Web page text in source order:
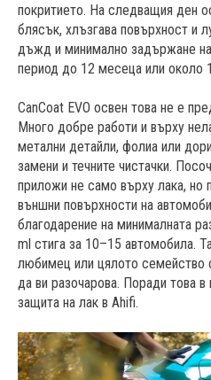
покритието. На следващия ден
блясък, хлъзгава повърхност и
дъжд и минимално задържане
период до 12 месеца или около
CanCoat EVO освен това не е
Много добре работи и върху
метални детайли, фолиа или
замени и течните чистачки.
приложи не само върху лака, но
външни повърхности на
благодарение на минималната
ml стига за 10–15 автомобила.
любимец или цялото семейство
да ви разочарова. Поради това
защита на лак в Ahifi.